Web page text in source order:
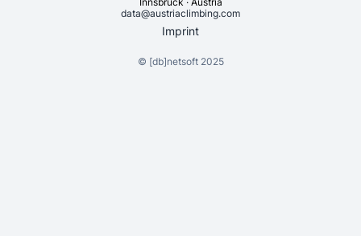
data@austriaclimbing.com
Imprint
© [db]netsoft2025